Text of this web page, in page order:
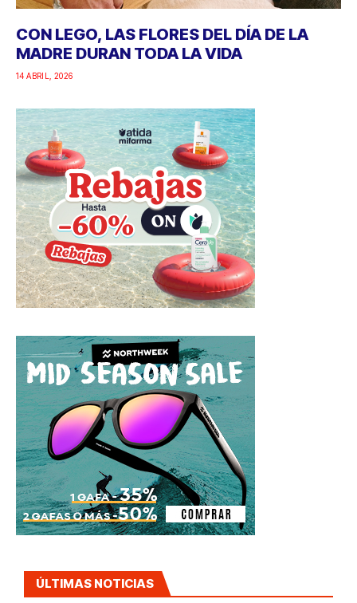
CON LEGO, LAS FLORES DEL DÍA DE LA
MADRE DURAN TODA LA VIDA
14 ABRIL, 2026
ÚLTIMAS NOTICIAS